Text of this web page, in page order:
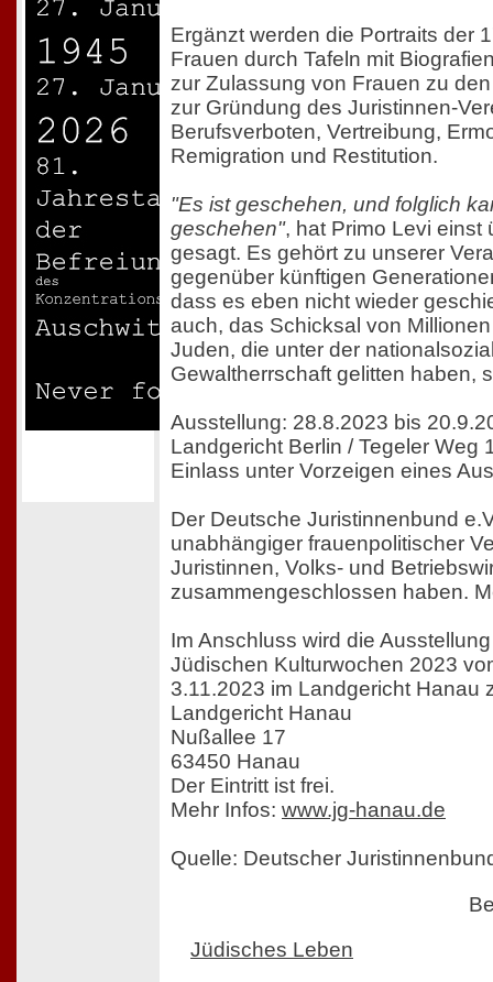
Ergänzt werden die Portraits der
Frauen durch Tafeln mit
zur Zulassung von Frauen zu
zur Gründung des Juristinnen-
Berufsverboten, Vertreibung,
Remigration und Restitution.
"Es ist geschehen, und folglich
geschehen", hat Primo Levi einst
gesagt. Es gehört zu unserer
gegenüber künftigen
dass es eben nicht wieder
auch, das Schicksal von
Juden, die unter der
Gewaltherrschaft gelitten haben,
Ausstellung: 28.8.2023 bis
Landgericht Berlin / Tegeler Weg
Einlass unter Vorzeigen eines
Der Deutsche Juristinnenbund
unabhängiger frauenpolitischer
Juristinnen, Volks- und
zusammengeschlossen haben.
Im Anschluss wird die
Jüdischen Kulturwochen 2023
3.11.2023 im Landgericht Hanau
Landgericht Hanau
Nußallee 17
63450 Hanau
Der Eintritt ist frei.
Mehr Infos: www.jg-hanau.de
Quelle: Deutscher
Jüdisches Leben